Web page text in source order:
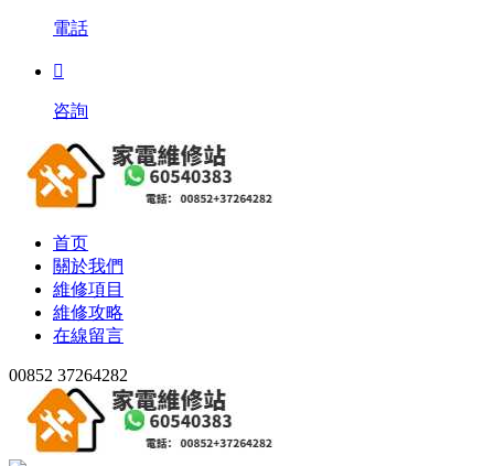
電話

咨詢
首页
關於我們
維修項目
維修攻略
在線留言
00852 37264282